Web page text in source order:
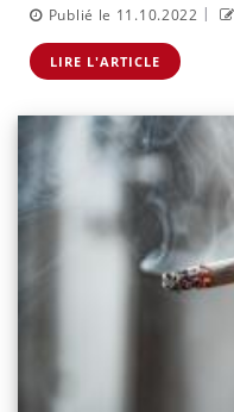
Publié le 11.10.2022 |
LIRE L'ARTICLE